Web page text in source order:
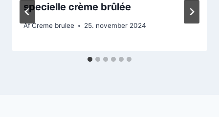
specielle crème brûlée
AfCreme brulee 25. november 2024